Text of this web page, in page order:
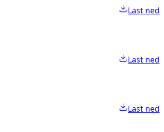
Last ned
Last ned
Last ned